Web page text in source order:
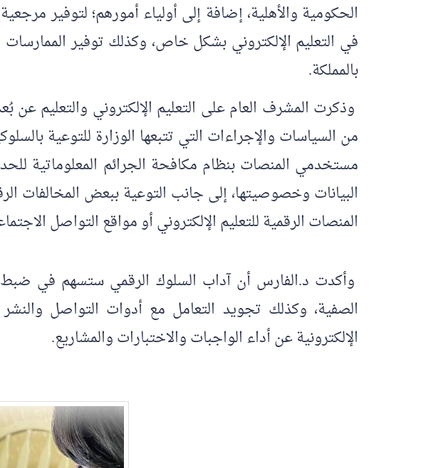
الحكومية والأهلية، إضافة إلى أولياء أمورهم؛ لتوفير
في التعليم الإلكتروني بشكل خاص، وكذلك توفير الممارسات
بالمملكة.
وذكرت المشرف العام على التعليم الإلكتروني والتعليم
من السياسات والإجراءات التي تتبعها الوزارة للتوعية
مستخدمي المنصات بنظام مكافحة الجرائم المعلوماتية
البيانات وخصوصيتها، إلى جانب التوعية ببعض المخالفات
المنصات الرقمية للتعليم الإلكتروني أو مواقع التواصل
وأكدت د.الفارس أن آداب السلوك الرقمي ستسهم في ضبط
الصفية، وكذلك تجويد التعامل مع أدوات التواصل
الإلكترونية عن أداء الواجبات والاختبارات والمشاريع.